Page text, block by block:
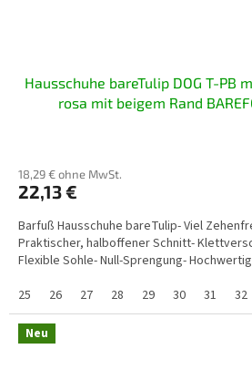
Hausschuhe bareTulip DOG T-PB
rosa mit beigem Rand
18,29 € ohne MwSt.
22,13 €
Barfuß Hausschuhe bareTulip- Viel
Praktischer, halboffener Schnitt-
Flexible Sohle- Null-Sprengung-
25
26 27 28 29 30 31 32
Neu